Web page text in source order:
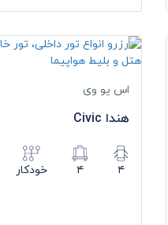
اس یو وی
هندا Civic
خودکار ۴ ۴